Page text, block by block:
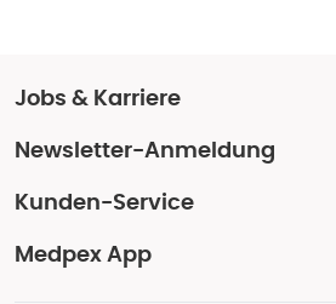
Jobs & Karriere
Newsletter-Anmeldung
Kunden-Service
Medpex App